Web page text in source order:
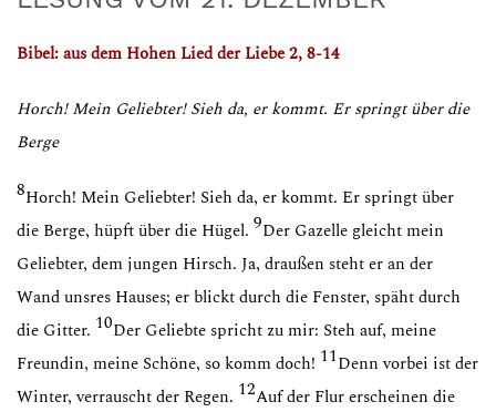
Bibel: aus dem Hohen Lied der Liebe2, 8-14
Horch! Mein Geliebter! Sieh da, er kommt. Er springt über die
Berge
8Horch! Mein Geliebter! Sieh da, er kommt. Er springt über
die Berge, hüpft über die Hügel. 9Der Gazelle gleicht mein
Geliebter, dem jungen Hirsch. Ja, draußen steht er an der
Wand unsres Hauses; er blickt durch die Fenster, späht durch
die Gitter. 10Der Geliebte spricht zu mir: Steh auf, meine
Freundin, meine Schöne, so komm doch! 11Denn vorbei ist der
Winter, verrauscht der Regen. 12Auf der Flur erscheinen die